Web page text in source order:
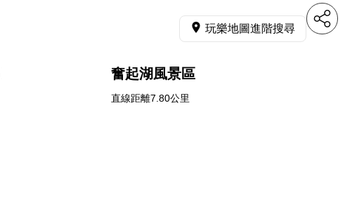
玩樂地圖進階搜尋
奮起湖風景區
直線距離7.80公里